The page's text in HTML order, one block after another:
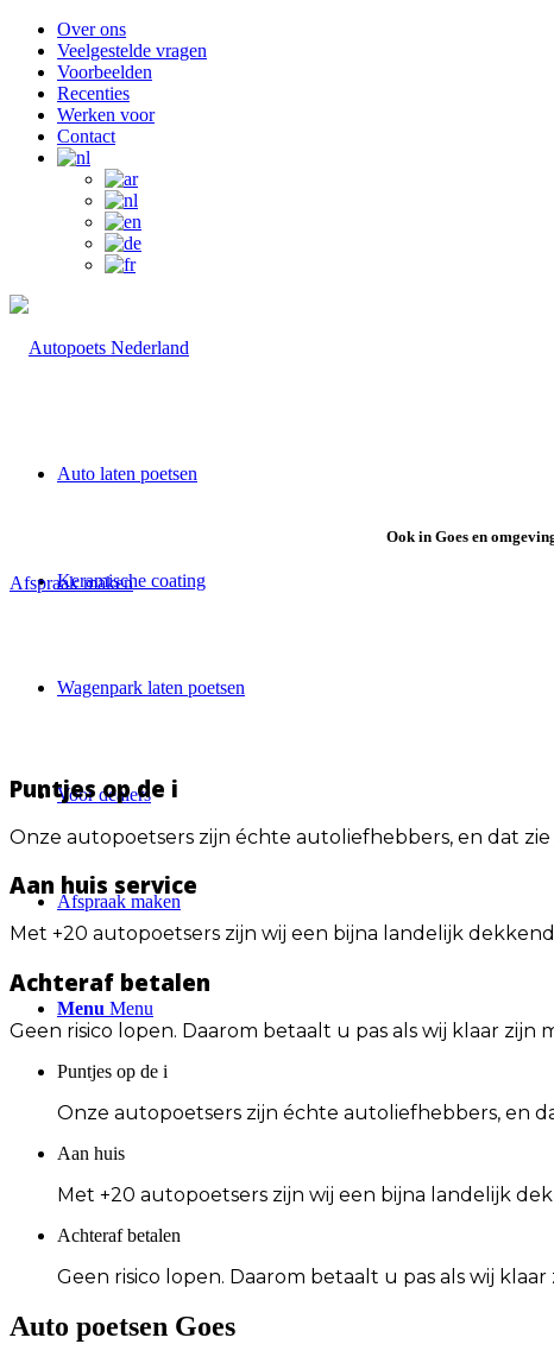
Over ons
Veelgestelde vragen
Voorbeelden
Recenties
Werken voor
Contact
Auto laten poetsen
Keramische coating
Wagenpark laten poetsen
Voor dealers
Afspraak maken
Menu Menu
Ook in Goes en
Afspraak maken
Puntjes op de i
Onze autopoetsers zijn échte autoliefhebbers, en dat
Aan huis service
Met +20 autopoetsers zijn wij een bijna landelijk
Achteraf betalen
Geen risico lopen. Daarom betaalt u pas als wij klaar zijn
Puntjes op de i
Onze autopoetsers zijn échte autoliefhebbers, en
Aan huis
Met +20 autopoetsers zijn wij een bijna landelijk
Achteraf betalen
Geen risico lopen. Daarom betaalt u pas als wij
Auto poetsen Goes